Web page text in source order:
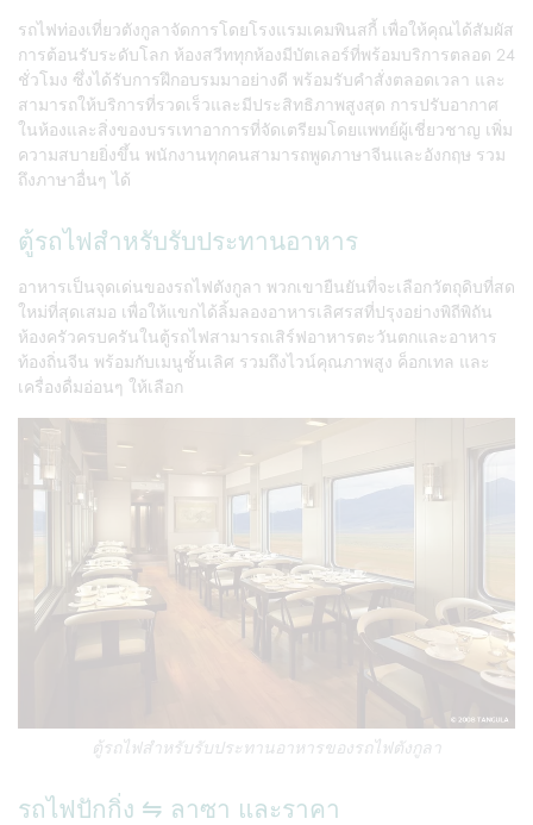
รถไฟท่องเที่ยวตังกูลาจัดการโดยโรงแรมเคมพินสกี้ เพื่อให้คุณได้สัมผัส
การต้อนรับระดับโลก ห้องสวีททุกห้องมีบัตเลอร์ที่พร้อมบริการตลอด 24
ชั่วโมง ซึ่งได้รับการฝึกอบรมมาอย่างดี พร้อมรับคำสั่งตลอดเวลา และ
สามารถให้บริการที่รวดเร็วและมีประสิทธิภาพสูงสุด การปรับอากาศ
ในห้องและสิ่งของบรรเทาอาการที่จัดเตรียมโดยแพทย์ผู้เชี่ยวชาญ เพิ่ม
ความสบายยิ่งขึ้น พนักงานทุกคนสามารถพูดภาษาจีนและอังกฤษ รวม
ถึงภาษาอื่นๆ ได้
ตู้รถไฟสำหรับรับประทานอาหาร
อาหารเป็นจุดเด่นของรถไฟตังกูลา พวกเขายืนยันที่จะเลือกวัตถุดิบที่สด
ใหม่ที่สุดเสมอ เพื่อให้แขกได้ลิ้มลองอาหารเลิศรสที่ปรุงอย่างพิถีพิถัน
ห้องครัวครบครันในตู้รถไฟสามารถเสิร์ฟอาหารตะวันตกและอาหาร
ท้องถิ่นจีน พร้อมกับเมนูชั้นเลิศ รวมถึงไวน์คุณภาพสูง ค็อกเทล และ
เครื่องดื่มอ่อนๆ ให้เลือก
ตู้รถไฟสำหรับรับประทานอาหารของรถไฟตังกูลา
รถไฟปักกิ่ง ⇋ ลาซา และราคา